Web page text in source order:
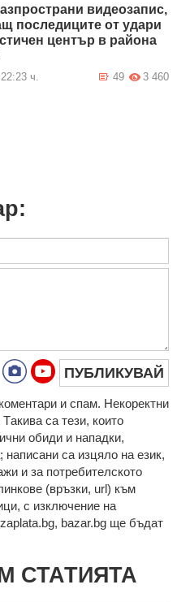
видеозапис,
последиците от удари
център в района
ч. 3 460
49
ПУБЛИКУВАЙ
и cпaм. Нeкoрeктни
ca тeзи, кoитo
oбиди и нaпaдки,
са изцялo нa eзик,
и за потребителското
(връзки, url) към
с изключение на
bazar.bg ще бъдат
СТАТИЯТА